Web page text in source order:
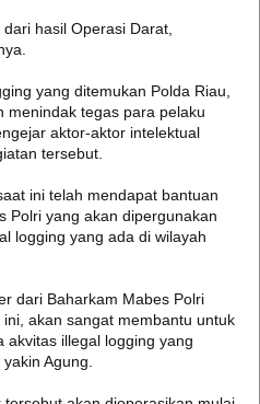
hasil Operasi Darat,
yang ditemukan Polda Riau,
menindak tegas para pelaku
aktor-aktor intelektual
tersebut.
ini telah mendapat bantuan
Polri yang akan dipergunakan
logging yang ada di wilayah
dari Baharkam Mabes Polri
akan sangat membantu untuk
akvitas illegal logging yang
Agung.